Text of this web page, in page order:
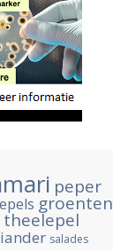
peper
groenten
theelepel
salades